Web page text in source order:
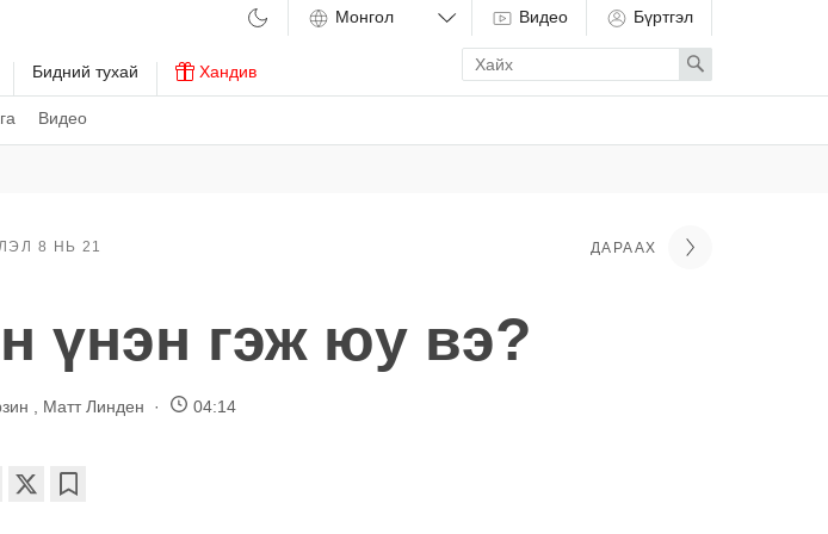
Видео
Бидний тухай Хандив
Видео Бүртгэл
Enter
search
term
Search
8 НЬ 21 ДАРААХ
үнэн гэж юу вэ?
Матт Линден 04:14